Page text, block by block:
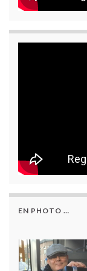
EN PHOTO …